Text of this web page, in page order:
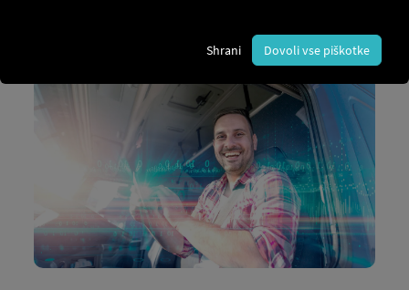
in preprečiti nesreče ali globe.Shrani Dovoli vse piškotke